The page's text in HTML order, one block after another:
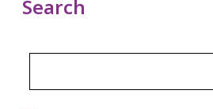
Search